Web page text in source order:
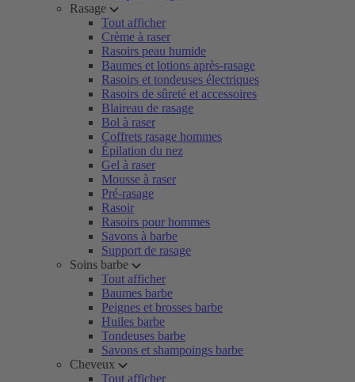
Rasage
Tout afficher
Crème à raser
Rasoirs peau humide
Baumes et lotions après-rasage
Rasoirs et tondeuses électriques
Rasoirs de sûreté et accessoires
Blaireau de rasage
Bol à raser
Coffrets rasage hommes
Épilation du nez
Gel à raser
Mousse à raser
Pré-rasage
Rasoir
Rasoirs pour hommes
Savons à barbe
Support de rasage
Soins barbe
Tout afficher
Baumes barbe
Peignes et brosses barbe
Huiles barbe
Tondeuses barbe
Savons et shampoings barbe
Cheveux
Tout afficher